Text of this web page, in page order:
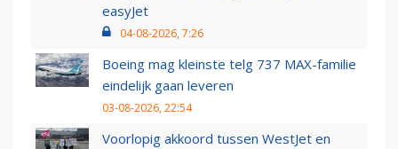
easyJet
04-08-2026, 7:26
Boeing mag kleinste telg 737 MAX-familie
eindelijk gaan leveren
03-08-2026, 22:54
Voorlopig akkoord tussen WestJet en